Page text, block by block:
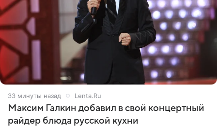
33 минуты назад Lenta.Ru
Максим Галкин добавил в свой концертный
райдер блюда русской кухни